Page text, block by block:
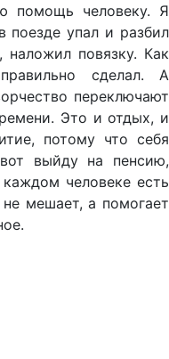
помощь человеку. Я
поезде упал и разбил
наложил повязку. Как
сделал. А
переключают
Это и отдых, и
потому что себя
выйду на пенсию,
человеке есть
мешает, а помогает